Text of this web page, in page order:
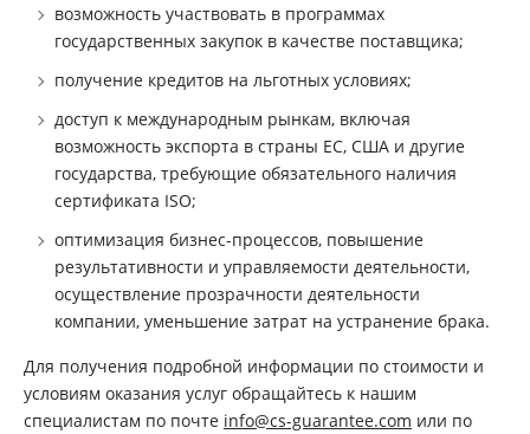
возможность участвовать в программах
государственных закупок в качестве поставщика;
получение кредитов на льготных условиях;
доступ к международным рынкам, включая
возможность экспорта в страны ЕС, США и другие
государства, требующие обязательного наличия
сертификата ISO;
оптимизация бизнес-процессов, повышение
результативности и управляемости деятельности,
осуществление прозрачности деятельности
компании, уменьшение затрат на устранение брака.
Для получения подробной информации по стоимости и
условиям оказания услуг обращайтесь к нашим
специалистам по почте info@cs-guarantee.com или по